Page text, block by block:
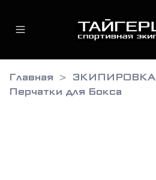
Главная ЭКИПИРОВКА
Перчатки для Бокса